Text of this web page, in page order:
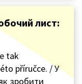
лист:
tak
příručce. / У
зробити